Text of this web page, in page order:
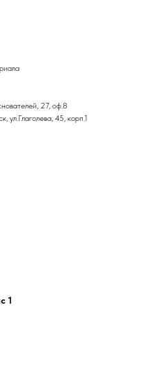
27, оф.8
45, корп.1
1